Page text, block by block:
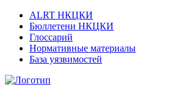
ALRT НКЦКИ
Бюллетени НКЦКИ
Глоссарий
Нормативные материалы
База уязвимостей